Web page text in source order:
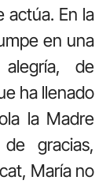
actúa. En la
en una
de
ha llenado
la Madre
gracias,
María no